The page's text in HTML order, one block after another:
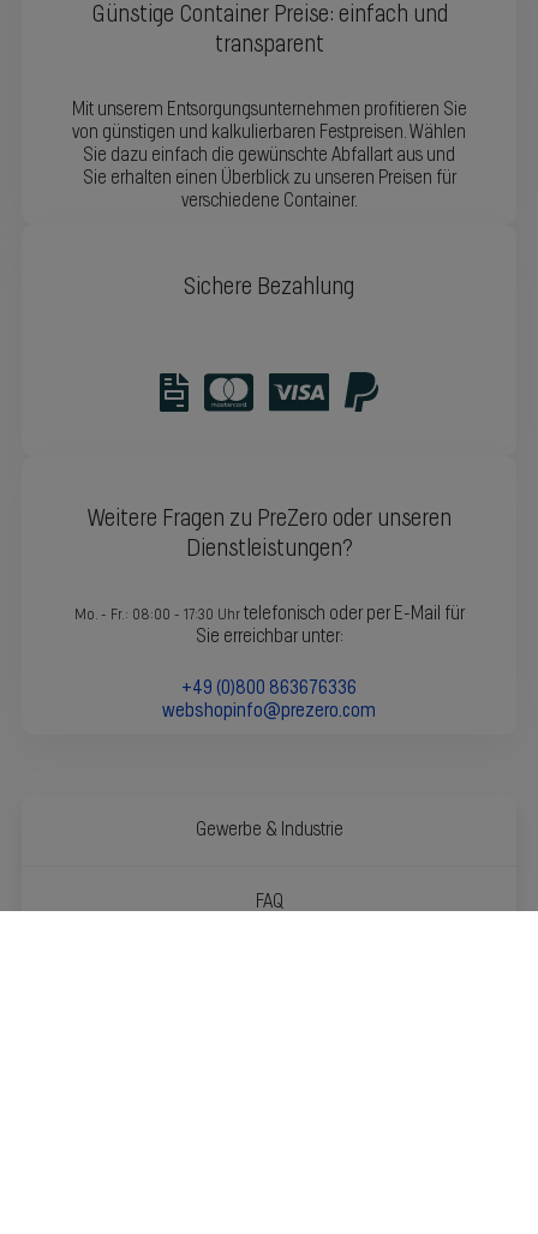
Günstige Container Preise: einfach und
transparent
Mit unserem Entsorgungsunternehmen profitieren Sie
von günstigen und kalkulierbaren Festpreisen. Wählen
Sie dazu einfach die gewünschte Abfallart aus und
Sie erhalten einen Überblick zu unseren Preisen für
verschiedene Container.
Sichere Bezahlung
Weitere Fragen zu PreZero oder unseren
Dienstleistungen?
Mo. - Fr.: 08:00 - 17:30 Uhrtelefonisch oder per E-Mail für
Sie erreichbar unter:
+49 (0)800 863676336
webshopinfo@prezero.com
Gewerbe & Industrie
FAQ